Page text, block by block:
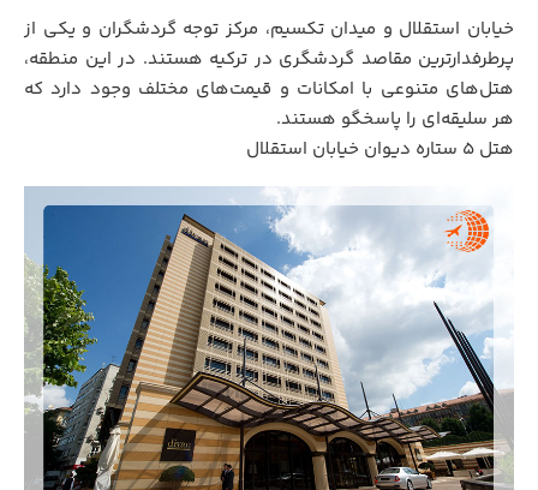
خیابان استقلال و میدان تکسیم، مرکز توجه گردشگران و یکی از
پرطرفدارترین مقاصد گردشگری در ترکیه هستند. در این منطقه،
هتل‌های متنوعی با امکانات و قیمت‌های مختلف وجود دارد که
هر سلیقه‌ای را پاسخگو هستند.
هتل 5 ستاره دیوان خیابان استقلال